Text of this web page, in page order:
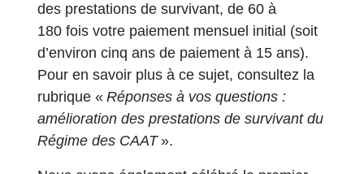
des prestations de survivant, de 60 à
180 fois votre paiement mensuel initial (soit
d’environ cinq ans de paiement à 15 ans).
Pour en savoir plus à ce sujet, consultez la
rubrique «Réponses à vos questions :
amélioration des prestations de survivant du
Régime des CAAT».